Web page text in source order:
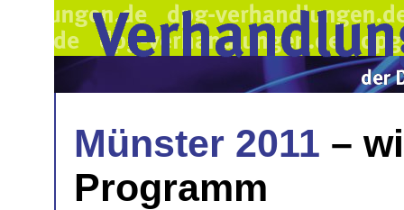
Münster 2011 –
Programm